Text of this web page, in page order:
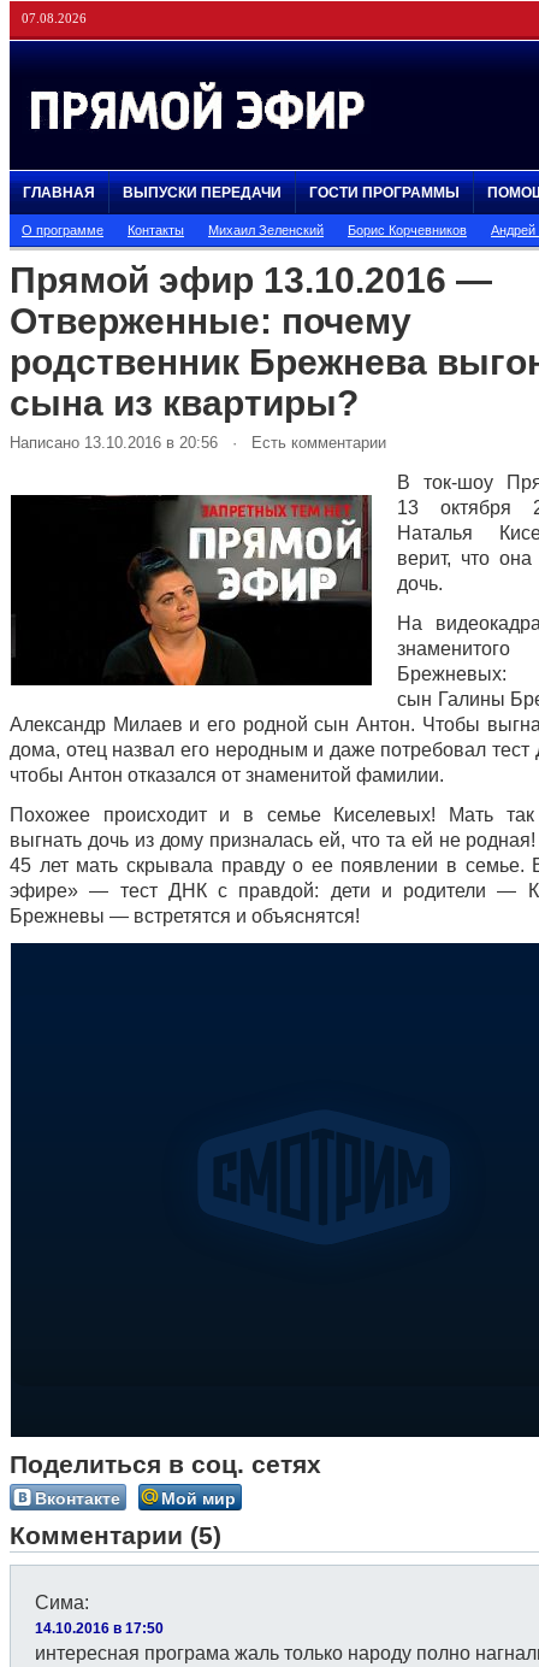
07.08.2026
ГЛАВНАЯ ВЫПУСКИ ПЕРЕДАЧИ ГОСТИ ПРОГРАММЫ
О программе Контакты Михаил Зеленский Борис Корчевников
Прямой эфир 13.10.2016 —
Отверженные: почему
родственник Брежнева
сына из квартиры?
Написано 13.10.2016 в 20:56 · Есть комментарии
В ток-шоу
13 октября
Наталья
верит, что
дочь.
На
Брежневых:
сын Галины
Александр Милаев и его родной сын Антон. Чтобы
дома, отец назвал его неродным и даже потребовал тест
чтобы Антон отказался от знаменитой фамилии.
Похожее происходит и в семье Киселевых! Мать
выгнать дочь из дому призналась ей, что та ей не
45 лет мать скрывала правду о ее появлении в
эфире» — тест ДНК с правдой: дети и родители —
Брежневы — встретятся и объяснятся!
Поделиться в соц. сетях
Вконтакте Мой мир
Комментарии (5)
Сима:
14.10.2016 в 17:50
интересная програма жаль только народу полно